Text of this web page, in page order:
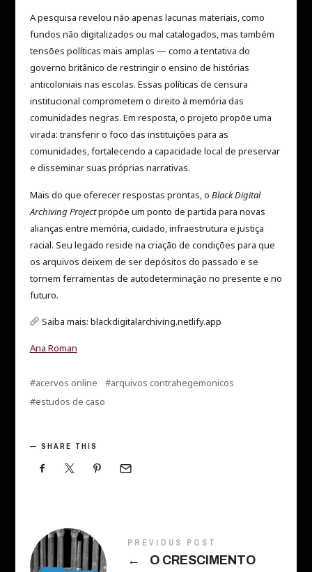
A pesquisa revelou não apenas lacunas materiais, como
fundos não digitalizados ou mal catalogados, mas também
tensões políticas mais amplas — como a tentativa do
governo britânico de restringir o ensino de histórias
anticoloniais nas escolas. Essas políticas de censura
institucional comprometem o direito à memória das
comunidades negras. Em resposta, o projeto propõe uma
virada: transferir o foco das instituições para as
comunidades, fortalecendo a capacidade local de preservar
e disseminar suas próprias narrativas.
Mais do que oferecer respostas prontas, o Black Digital
Archiving Projectpropõe um ponto de partida para novas
alianças entre memória, cuidado, infraestrutura e justiça
racial. Seu legado reside na criação de condições para que
os arquivos deixem de ser depósitos do passado e se
tornem ferramentas de autodeterminação no presente e no
futuro.
Saiba mais: blackdigitalarchiving.netlify.app
Ana Roman
acervos online
arquivos contrahegemonicos
estudos de caso
SHARE THIS
PREVIOUS POST
←
O CRESCIMENTO